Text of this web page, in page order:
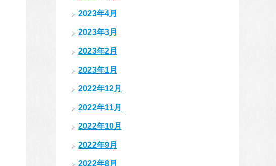
2023年4月
2023年3月
2023年2月
2023年1月
2022年12月
2022年11月
2022年10月
2022年9月
2022年8月